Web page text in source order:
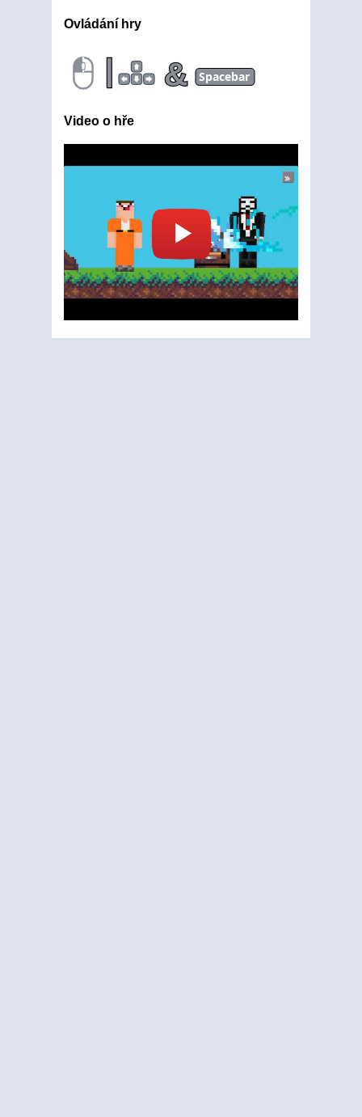
Ovládání hry
| & Spacebar
Video o hře